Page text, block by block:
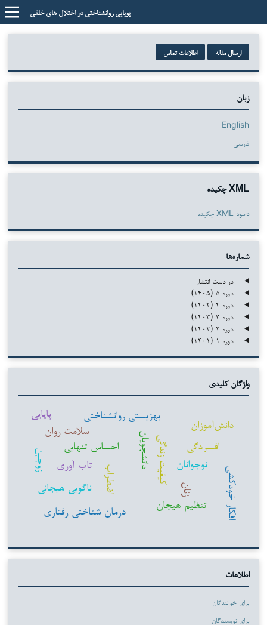
پویایی روانشناختی در اختلال های خلقی
ارسال مقاله اطلاعات تماس
زبان
English
فارسی
XML چکیده
دانلود XML چکیده
شماره‌ها
در دست انتشار
دوره ۵ (۱۴۰۵)
دوره ۴ (۱۴۰۴)
دوره ۳ (۱۴۰۳)
دوره ۲ (۱۴۰۲)
دوره ۱ (۱۴۰۱)
واژگان کلیدی
اضطراب
دانشجویانکیفیت زندگی نوجوانان
افسردگی
بهزیستی روانشناختی
دانش‌آموزان
زنان
تنظیم هیجان
درمان شناختی رفتاری
ناگویی هیجانی
احساس تنهایی
زوجین
افکار خودکشی
تاب آوری
سلامت روان
پایایی
اطلاعات
برای خوانندگان
برای نویسندگان